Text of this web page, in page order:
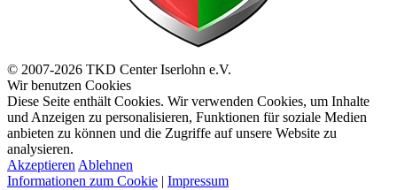
© 2007-2026 TKD Center Iserlohn e.V.
Wir benutzen Cookies
Diese Seite enthält Cookies. Wir verwenden Cookies, um Inhalte
und Anzeigen zu personalisieren, Funktionen für soziale Medien
anbieten zu können und die Zugriffe auf unsere Website zu
analysieren.
Akzeptieren Ablehnen
Informationen zum Cookie | Impressum